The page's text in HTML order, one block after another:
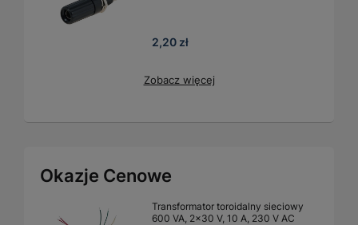
2,20 zł
Zobacz więcej
Okazje Cenowe
Transformator toroidalny sieciowy
600 VA, 2×30 V, 10 A, 230 V AC